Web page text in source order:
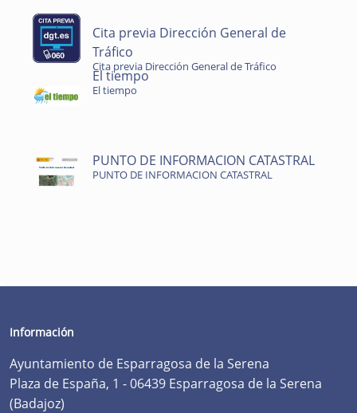
Cita previa Dirección General de
Tráfico
Cita previa Dirección General de Tráfico
El tiempo
El tiempo
PUNTO DE INFORMACION CATASTRAL
PUNTO DE INFORMACION CATASTRAL
Información
Ayuntamiento de Esparragosa de la Serena
Plaza de España, 1 - 06439 Esparragosa de la Serena
(Badajoz)